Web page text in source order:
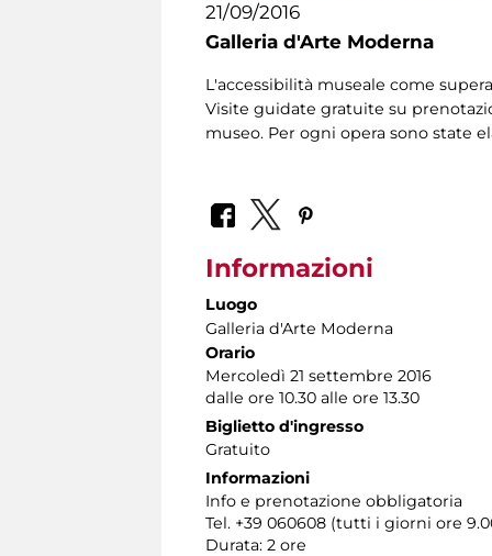
21/09/2016
Galleria d'Arte Moderna
L'accessibilità museale come
Visite guidate gratuite su
museo. Per ogni opera sono state
Informazioni
Luogo
Galleria d'Arte Moderna
Orario
Mercoledì 21 settembre 2016
dalle ore 10.30 alle ore 13.30
Biglietto d'ingresso
Gratuito
Informazioni
Info e prenotazione obbligatoria
Tel. +39 060608 (tutti i giorni ore
Durata: 2 ore